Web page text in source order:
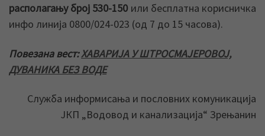
располагању број 530-150 или бесплатна корисничка
инфо линија 0800/024-023 (од 7 до 15 часова).
Повезана вест:ХАВАРИЈА У ШТРОСМАЈЕРОВОЈ,
ДУВАНИКА БЕЗ ВОДЕ
Служба информисања и пословних комуникација
ЈКП „Водовод и канализација“ Зрењанин